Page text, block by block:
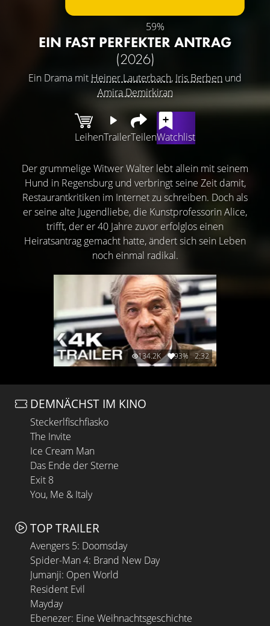
59%
EIN FAST PERFEKTER ANTRAG
(2026)
Ein Drama mit Heiner Lauterbach, Iris Berben und
Amira Demirkiran
LeihenTrailerTeilenWatchlist
Der grummelige Witwer Walter lebt allein mit seinem
Hund in Regensburg und verbringt seine Zeit damit,
Restaurantkritiken im Internet zu schreiben. Doch als
er seine alte Jugendliebe, die Kunstprofessorin Alice,
trifft, der er 40 Jahre zuvor erfolglos einen
Heiratsantrag gemacht hatte, ändert sich sein Leben
noch einmal radikal.
134.2K 93% 2:32
DEMNÄCHST IM KINO
Steckerlfischfiasko
The Invite
Ice Cream Man
Das Ende der Sterne
Exit 8
You, Me & Italy
TOP TRAILER
Avengers 5: Doomsday
Spider-Man 4: Brand New Day
Jumanji: Open World
Resident Evil
Mayday
Ebenezer: Eine Weihnachtsgeschichte